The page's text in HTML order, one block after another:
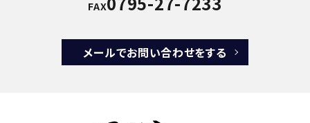
FAX
メールでお問い合わせをする